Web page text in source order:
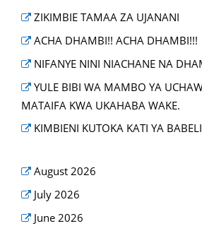
ZIKIMBIE TAMAA ZA UJANANI
ACHA DHAMBI!! ACHA DHAMBI!!!
NIFANYE NINI NIACHANE NA
YULE BIBI WA MAMBO YA
MATAIFA KWA UKAHABA WAKE.
KIMBIENI KUTOKA KATI YA
August 2026
July 2026
June 2026